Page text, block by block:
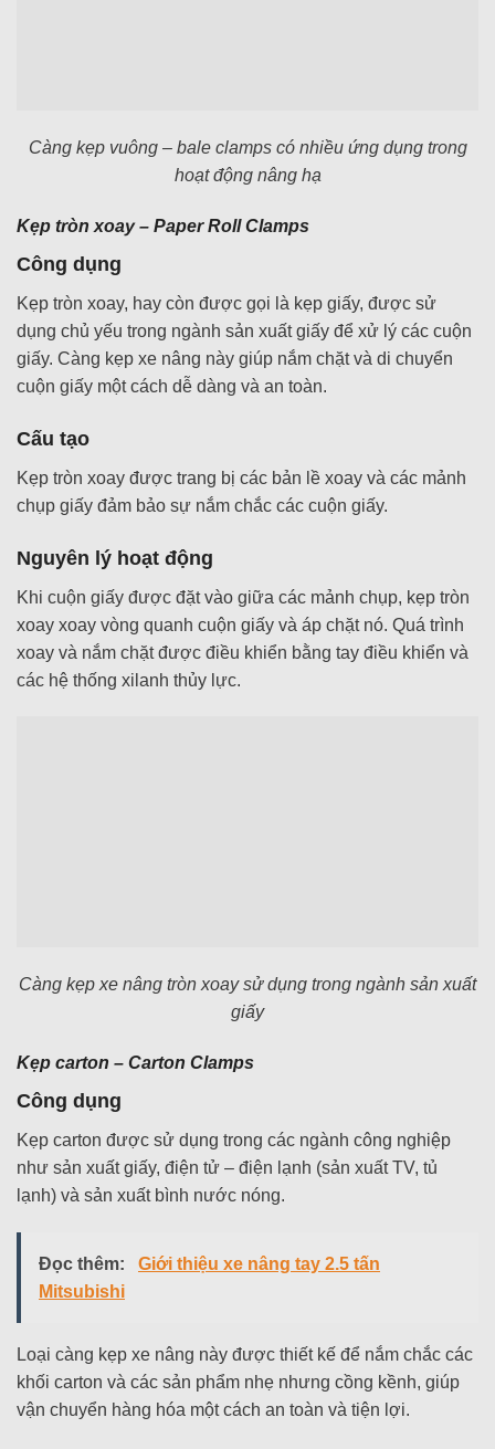
Càng kẹp vuông – bale clamps có nhiều ứng dụng trong
hoạt động nâng hạ
Kẹp tròn xoay – Paper Roll Clamps
Công dụng
Kẹp tròn xoay, hay còn được gọi là kẹp giấy, được sử
dụng chủ yếu trong ngành sản xuất giấy để xử lý các cuộn
giấy. Càng kẹp xe nâng này giúp nắm chặt và di chuyển
cuộn giấy một cách dễ dàng và an toàn.
Cấu tạo
Kẹp tròn xoay được trang bị các bản lề xoay và các mảnh
chụp giấy đảm bảo sự nắm chắc các cuộn giấy.
Nguyên lý hoạt động
Khi cuộn giấy được đặt vào giữa các mảnh chụp, kẹp tròn
xoay xoay vòng quanh cuộn giấy và áp chặt nó. Quá trình
xoay và nắm chặt được điều khiển bằng tay điều khiển và
các hệ thống xilanh thủy lực.
Càng kẹp xe nâng tròn xoay sử dụng trong ngành sản xuất
giấy
Kẹp carton – Carton Clamps
Công dụng
Kẹp carton được sử dụng trong các ngành công nghiệp
như sản xuất giấy, điện tử – điện lạnh (sản xuất TV, tủ
lạnh) và sản xuất bình nước nóng.
Đọc thêm:
Giới thiệu xe nâng tay 2.5 tấn
Mitsubishi
Loại càng kẹp xe nâng này được thiết kế để nắm chắc các
khối carton và các sản phẩm nhẹ nhưng cồng kềnh, giúp
vận chuyển hàng hóa một cách an toàn và tiện lợi.